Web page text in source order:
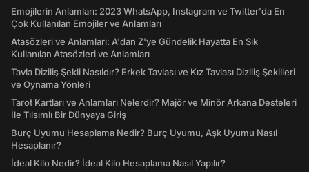
Emojilerin Anlamları: 2023 WhatsApp, Instagram ve Twitter'da En
Çok Kullanılan Emojiler ve Anlamları
Atasözleri ve Anlamları: A'dan Z'ye Gündelik Hayatta En Sık
Kullanılan Atasözleri ve Anlamları
Tavla Diziliş Şekli Nasıldır? Erkek Tavlası ve Kız Tavlası Diziliş Şekilleri
ve Oynama Yönleri
Tarot Kartları ve Anlamları Nelerdir? Majör ve Minör Arkana Desteleri
İle Tılsımlı Bir Dünyaya Giriş
Burç Uyumu Hesaplama Nedir? Burç Uyumu, Aşk Uyumu Nasıl
Hesaplanır?
İdeal Kilo Nedir? İdeal Kilo Hesaplama Nasıl Yapılır?